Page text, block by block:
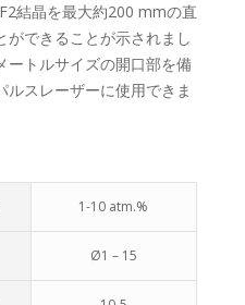
結晶を最大約200 mmの直
ができることが示されまし
ートルサイズの開口部を備
ルスレーザーに使用できま
1-10 atm.%
Ø1 – 15